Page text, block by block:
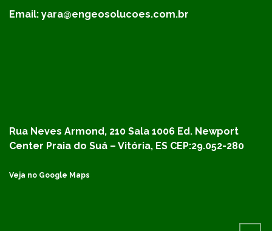
Email: yara@engeosolucoes.com.br
Rua Neves Armond, 210 Sala 1006 Ed. Newport
Center Praia do Suá – Vitória, ES CEP:29.052-280
Veja no Google Maps